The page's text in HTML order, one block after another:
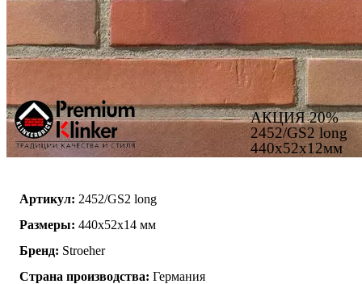
АКЦИЯ 20%
2452/GS2 long
440х52х12мм
Артикул: 2452/GS2 long
Размеры: 440x52x14 мм
Бренд: Stroeher
Страна производства: Германия